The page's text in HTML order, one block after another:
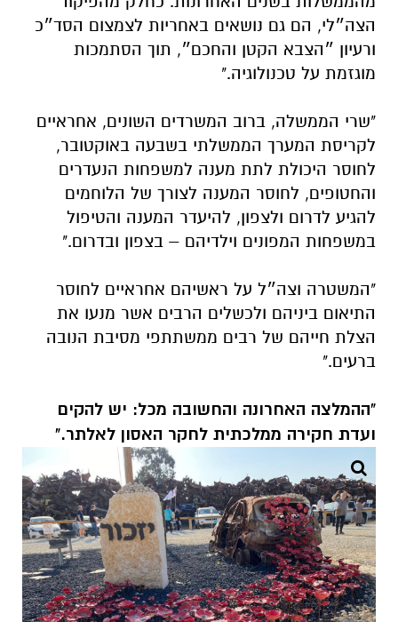
הצה״לי, הם גם נושאים באחריות לצמצום הסד״כ
ורעיון ״הצבא הקטן והחכם״, תוך הסתמכות
מוגזמת על טכנולוגיה."
"שרי הממשלה, ברוב המשרדים השונים, אחראיים
לקריסת המערך הממשלתי בשבעה באוקטובר,
לחוסר היכולת לתת מענה למשפחות הנעדרים
והחטופים, לחוסר המענה לצורך של הלוחמים
להגיע לדרום ולצפון, להיעדר המענה והטיפול
במשפחות המפונים וילדיהם – בצפון ובדרום."
"המשטרה וצה״ל על ראשיהם אחראיים לחוסר
התיאום ביניהם ולכשלים הרבים אשר מנעו את
הצלת חייהם של רבים ממשתתפי מסיבת הנובה
ברעים."
"ההמלצה האחרונה והחשובה מכל: יש להקים
ועדת חקירה ממלכתית לחקר האסון לאלתר."